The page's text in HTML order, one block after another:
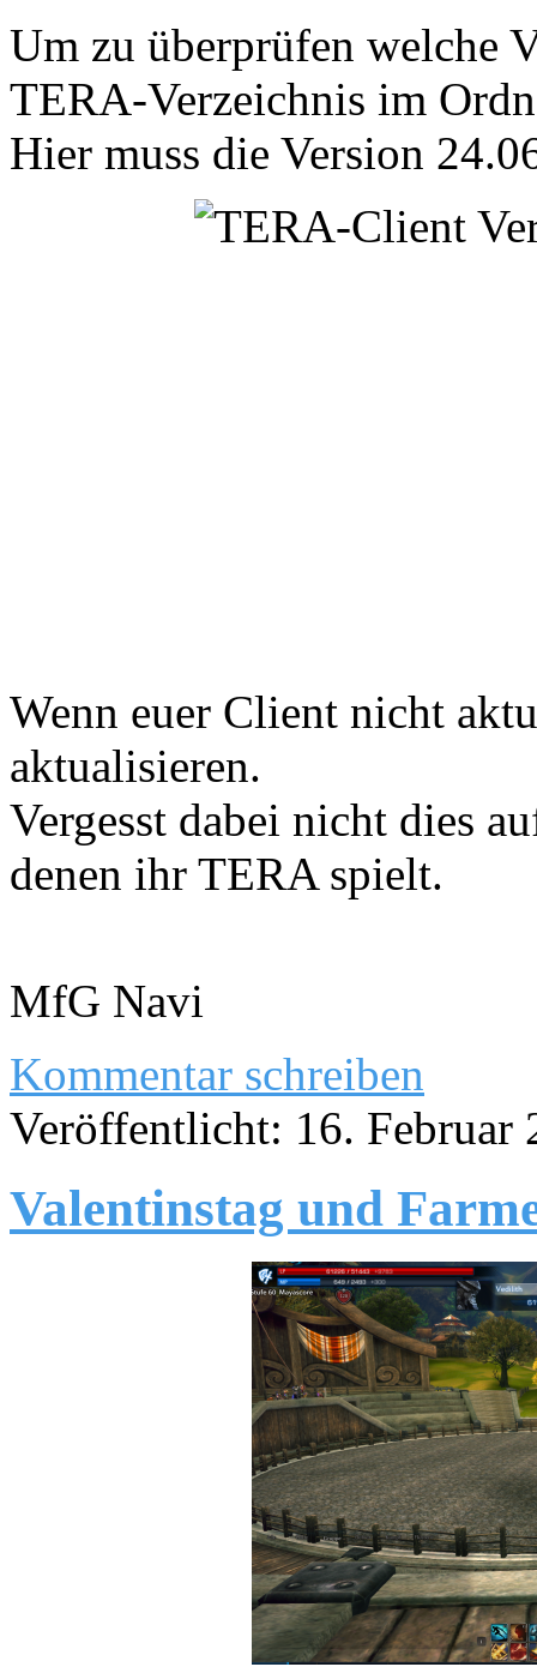
Um zu überprüfen welche
TERA-Verzeichnis im
Hier muss die Version
Wenn euer Client nicht
aktualisieren.
Vergesst dabei nicht dies
denen ihr TERA spielt.
MfG Navi
Kommentar schreiben
Veröffentlicht: 16. Februar
Valentinstag und